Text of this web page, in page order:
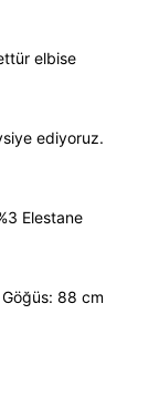
elbise
ediyoruz.
Elestane
88 cm